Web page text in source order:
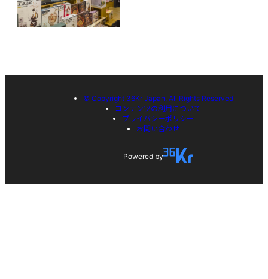
© Copyright 36Kr Japan, All Rights Reserved
コンテンツの利用について
プライバシーポリシー
お問い合わせ
Powered by